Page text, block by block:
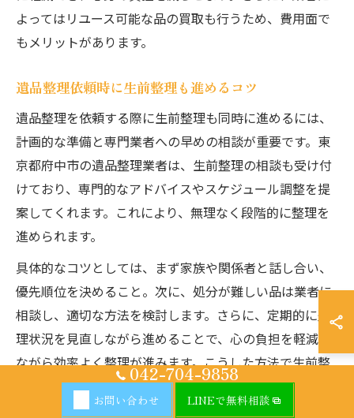
よってはリユース可能な品の買取も行うため、費用面で
もメリットがあります。
遺品整理依頼時に生前整理も進めるコツ
遺品整理を依頼する際に生前整理も同時に進めるには、
計画的な準備と専門業者への早めの相談が重要です。東
京都府中市の遺品整理業者は、生前整理の相談も受け付
けており、専門的なアドバイスやスケジュール調整を提
案してくれます。これにより、無理なく段階的に整理を
進められます。
具体的なコツとしては、まず家族や関係者と話し合い、
優先順位を決めること。次に、処分が難しい品は業者に
相談し、適切な方法を検討します。さらに、定期的に整
理状況を見直しながら進めることで、心の負担を軽減し
ながら効率よく整理が進みます。こうした方法で生前整
理を進めると、遺品整理の際の混乱も防げるため、結果
的に費用や時間の節約につながります。
042-704-9858
お問い合わせ LINEで無料相談